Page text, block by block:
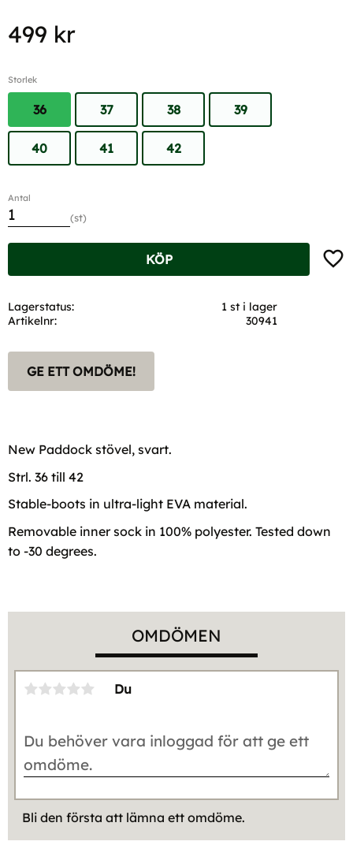
499 kr
Storlek
36 37 38 39
40 41 42
Antal
st
KÖP
Lagerstatus
1 st i lager
Artikelnr
30941
GE ETT OMDÖME!
New Paddock stövel, svart.
Strl. 36 till 42
Stable-boots in ultra-light EVA material.
Removable inner sock in 100% polyester. Tested down
to -30 degrees.
OMDÖMEN
Du
Bli den första att lämna ett omdöme.